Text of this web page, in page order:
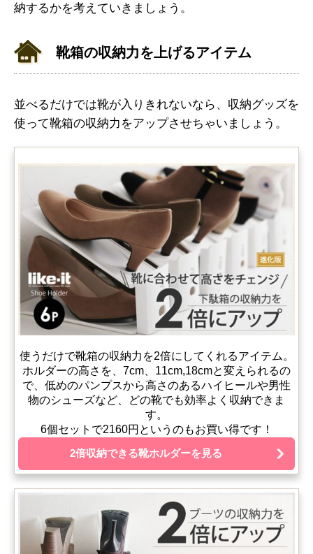
納するかを考えていきましょう。
靴箱の収納力を上げるアイテム
並べるだけでは靴が入りきれないなら、収納グッズを
使って靴箱の収納力をアップさせちゃいましょう。
使うだけで靴箱の収納力を2倍にしてくれるアイテム。
ホルダーの高さを、7cm、11cm,18cmと変えられるの
で、低めのパンプスから高さのあるハイヒールや男性
物のシューズなど、どの靴でも効率よく収納できま
す。
6個セットで2160円というのもお買い得です！
2倍収納できる靴ホルダーを見る